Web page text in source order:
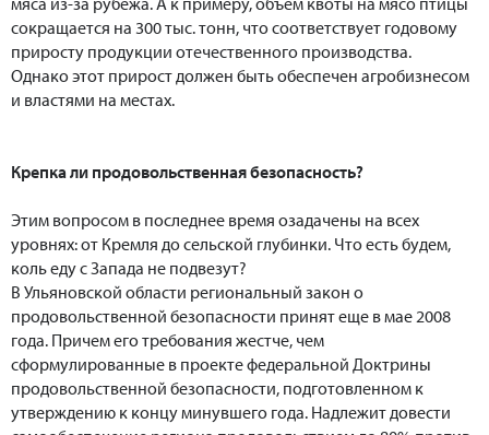
сокращается на 300 тыс. тонн, что соответствует годовому
приросту продукции отечественного производства.
Однако этот прирост должен быть обеспечен агробизнесом
и властями на местах.
Крепка ли продовольственная безопасность?
Этим вопросом в последнее время озадачены на всех
уровнях: от Кремля до сельской глубинки. Что есть будем,
коль еду с Запада не подвезут?
В Ульяновской области региональный закон о
продовольственной безопасности принят еще в мае 2008
года. Причем его требования жестче, чем
сформулированные в проекте федеральной Доктрины
продовольственной безопасности, подготовленном к
утверждению к концу минувшего года. Надлежит довести